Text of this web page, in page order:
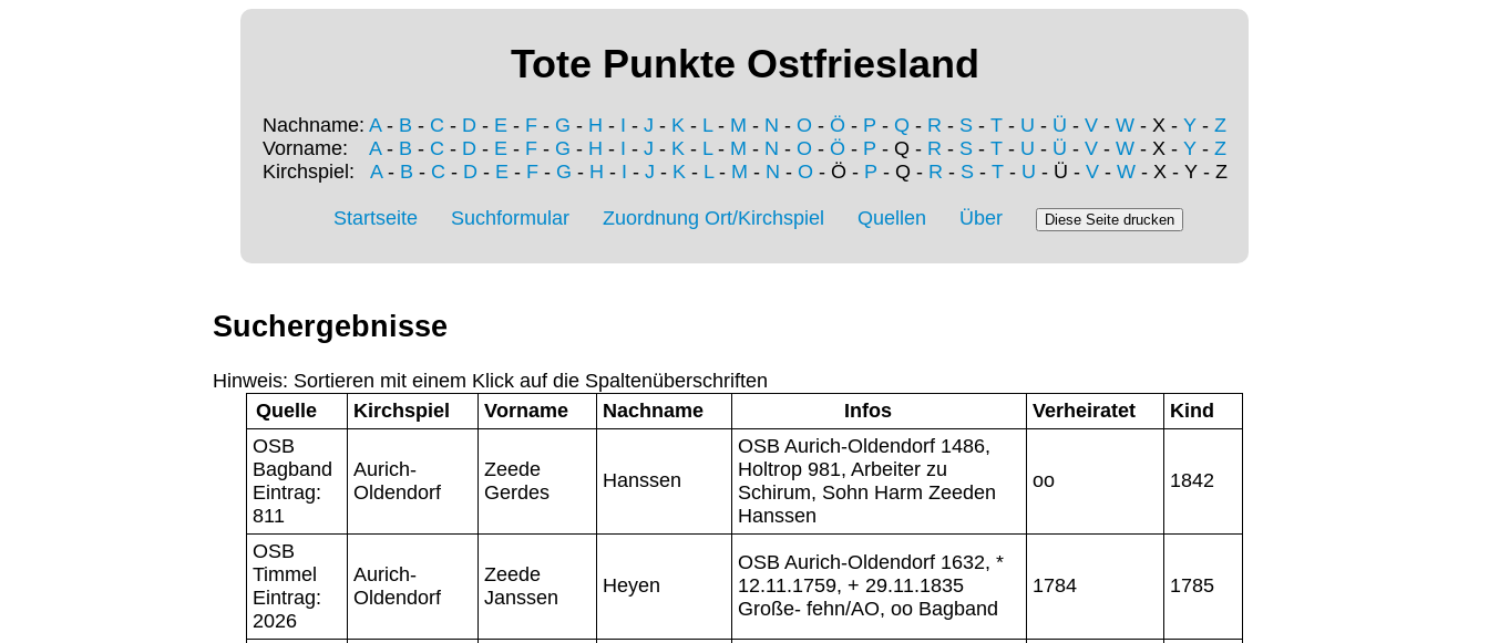
Tote Punkte Ostfriesland
Nachname: A- B - C - D - E - F - G - H - I - J - K - L- M - N - O - Ö - P - Q - R - S - T - U - Ü - V - W - X - Y - Z
Vorname: A- B - C - D - E - F - G - H - I - J - K - L- M - N - O - Ö - P - Q - R - S - T - U - Ü - V - W - X - Y - Z
Kirchspiel: A- B - C - D- E- F- G - H - I - J - K- L- M - N - O - Ö - P - Q - R - S- T- U - Ü - V- W- X - Y - Z
Startseite Suchformular Zuordnung Ort/Kirchspiel Quellen Über
Suchergebnisse
Hinweis: Sortieren mit einem Klick auf die Spaltenüberschriften
Quelle
Kirchspiel Vorname Nachname Infos Verheiratet
Kind
OSB
Bagband
Eintrag:
811
Aurich-
Oldendorf
Zeede
Gerdes
Hanssen
OSB Aurich-Oldendorf 1486,
Holtrop 981, Arbeiter zu
Schirum, Sohn Harm Zeeden
Hanssen
oo 1842
OSB
Timmel
Eintrag:
2026
Aurich-
Oldendorf
Zeede
Janssen
Heyen
OSB Aurich-Oldendorf 1632, *
12.11.1759, + 29.11.1835
Große- fehn/AO, oo Bagband
1784 1785